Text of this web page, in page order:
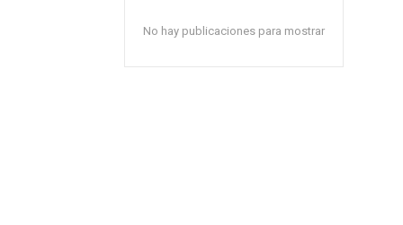
No hay publicaciones para mostrar